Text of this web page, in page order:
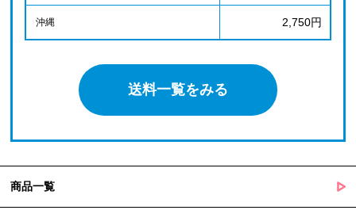
沖縄 2,750円
送料一覧をみる
商品一覧